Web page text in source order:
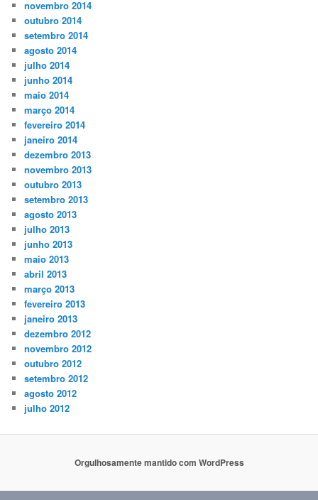
novembro 2014
outubro 2014
setembro 2014
agosto 2014
julho 2014
junho 2014
maio 2014
março 2014
fevereiro 2014
janeiro 2014
dezembro 2013
novembro 2013
outubro 2013
setembro 2013
agosto 2013
julho 2013
junho 2013
maio 2013
abril 2013
março 2013
fevereiro 2013
janeiro 2013
dezembro 2012
novembro 2012
outubro 2012
setembro 2012
agosto 2012
julho 2012
Orgulhosamente mantido com WordPress